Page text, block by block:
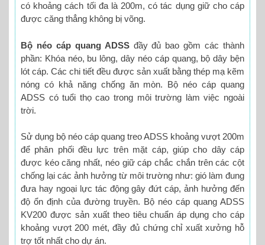
có khoảng cách tối đa là 200m, có tác dụng giữ cho cáp
được căng thẳng không bị võng.
Bộ néo cáp quang ADSSđầy đủ bao gồm các thành
phần: Khóa néo, bu lông, dây néo cáp quang, bộ dây bện
lót cáp. Các chi tiết đều được sản xuất bằng thép mạ kẽm
nóng có khả năng chống ăn mòn. Bộ néo cáp quang
ADSS có tuổi thọ cao trong môi trường làm việc ngoài
trời.
Sử dụng bộ néo cáp quang treo ADSS khoảng vượt 200m
để phân phối đều lực trên mặt cáp, giúp cho dây cáp
được kéo căng nhất, néo giữ cáp chắc chắn trên các cột
chống lại các ảnh hưởng từ môi trường như: gió làm đung
đưa hay ngoại lực tác động gây đứt cáp, ảnh hưởng đến
độ ổn định của đường truyền. Bộ néo cáp quang ADSS
KV200 được sản xuất theo tiêu chuẩn áp dụng cho cáp
khoảng vượt 200 mét, đầy đủ chứng chỉ xuất xưởng hỗ
trợ tốt nhất cho dự án.